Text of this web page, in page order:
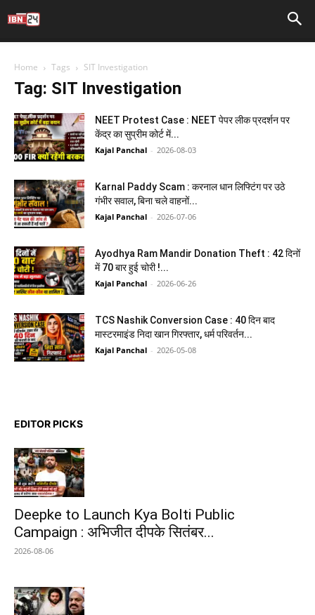
Home Tags SIT Investigation
Tag: SIT Investigation
NEET Protest Case : NEET पेपर लीक प्रदर्शन पर
केंद्र का सुप्रीम कोर्ट में...
Kajal Panchal - 2026-08-03
Karnal Paddy Scam : करनाल धान लिफ्टिंग पर उठे
गंभीर सवाल, बिना चले वाहनों...
Kajal Panchal - 2026-07-06
Ayodhya Ram Mandir Donation Theft : 42 दिनों
में 70 बार हुई चोरी !...
Kajal Panchal - 2026-06-26
TCS Nashik Conversion Case : 40 दिन बाद
मास्टरमाइंड निदा खान गिरफ्तार, धर्म परिवर्तन...
Kajal Panchal - 2026-05-08
EDITOR PICKS
Deepke to Launch Kya Bolti Public
Campaign : अभिजीत दीपके सितंबर...
2026-08-06